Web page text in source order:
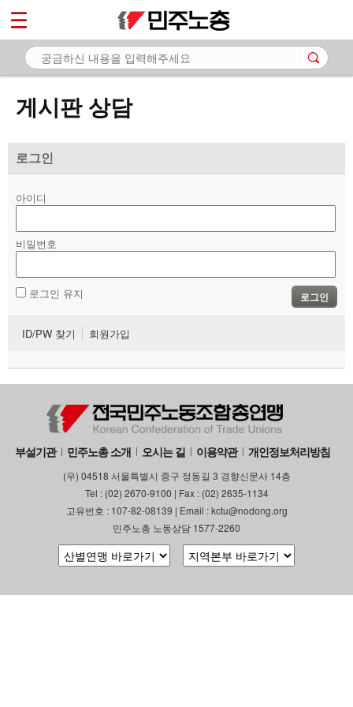
게시판 상담
로그인
아이디
비밀번호
로그인 유지 로그인
ID/PW 찾기 회원가입
부설기관 민주노총 소개 오시는 길 이용약관 개인정보처리방침
(우) 04518 서울특별시 중구 정동길 3 경향신문사 14층
Tel : (02) 2670-9100 | Fax : (02) 2635-1134
고유번호 : 107-82-08139 | Email : kctu@nodong.org
민주노총 노동상담 1577-2260
마이페이지
소개
노동상담
- 게시판 상담
- 바로보기
- 찾아보기
- 전국 노동상담소 안내
자료
부설기관